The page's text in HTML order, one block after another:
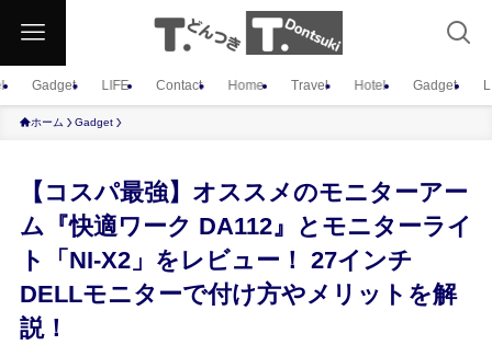
Gadget LIFE Contact Home Travel Hotel Gadget
ホーム Gadget
【コスパ最強】オススメのモニターアー
ム『快適ワーク DA112』とモニターライ
ト「NI-X2」をレビュー！ 27インチ
DELLモニターで付け方やメリットを解
説！